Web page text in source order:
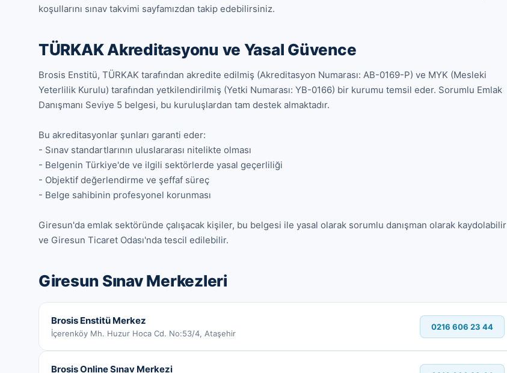
koşullarını sınav takvimi sayfamızdan takip edebilirsiniz.
TÜRKAK Akreditasyonu ve Yasal Güvence
Brosis Enstitü, TÜRKAK tarafından akredite edilmiş (Akreditasyon Numarası: AB-0169-P) ve MYK (Mesleki
Yeterlilik Kurulu) tarafından yetkilendirilmiş (Yetki Numarası: YB-0166) bir kurumu temsil eder. Sorumlu Emlak
Danışmanı Seviye 5 belgesi, bu kuruluşlardan tam destek almaktadır.
Bu akreditasyonlar şunları garanti eder:
- Sınav standartlarının uluslararası nitelikte olması
- Belgenin Türkiye'de ve ilgili sektörlerde yasal geçerliliği
- Objektif değerlendirme ve şeffaf süreç
- Belge sahibinin profesyonel korunması
Giresun'da emlak sektöründe çalışacak kişiler, bu belgesi ile yasal olarak sorumlu danışman olarak kaydolabilir
ve Giresun Ticaret Odası'nda tescil edilebilir.
Giresun Sınav Merkezleri
Brosis Enstitü Merkez
İçerenköy Mh. Huzur Hoca Cd. No:53/4, Ataşehir
0216 606 23 44
Brosis Online Sınav Merkezi